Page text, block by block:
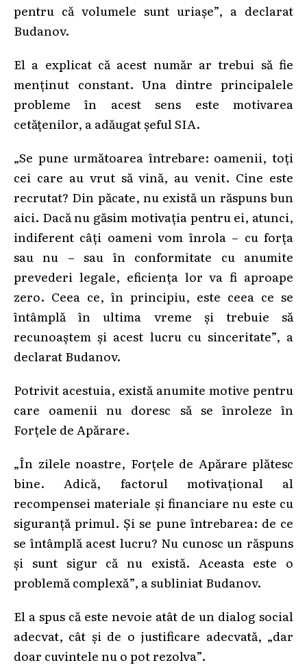
pentru că volumele sunt uriașe”, a declarat
Budanov.
El a explicat că acest număr ar trebui să fie
menținut constant. Una dintre principalele
probleme în acest sens este motivarea
cetățenilor, a adăugat șeful SIA.
„Se pune următoarea întrebare: oamenii, toți
cei care au vrut să vină, au venit. Cine este
recrutat? Din păcate, nu există un răspuns bun
aici. Dacă nu găsim motivația pentru ei, atunci,
indiferent câți oameni vom înrola – cu forța
sau nu – sau în conformitate cu anumite
prevederi legale, eficiența lor va fi aproape
zero. Ceea ce, în principiu, este ceea ce se
întâmplă în ultima vreme și trebuie să
recunoaștem și acest lucru cu sinceritate”, a
declarat Budanov.
Potrivit acestuia, există anumite motive pentru
care oamenii nu doresc să se înroleze în
Forțele de Apărare.
„În zilele noastre, Forțele de Apărare plătesc
bine. Adică, factorul motivațional al
recompensei materiale și financiare nu este cu
siguranță primul. Și se pune întrebarea: de ce
se întâmplă acest lucru? Nu cunosc un răspuns
și sunt sigur că nu există. Aceasta este o
problemă complexă”, a subliniat Budanov.
El a spus că este nevoie atât de un dialog social
adecvat, cât și de o justificare adecvată, „dar
doar cuvintele nu o pot rezolva”.